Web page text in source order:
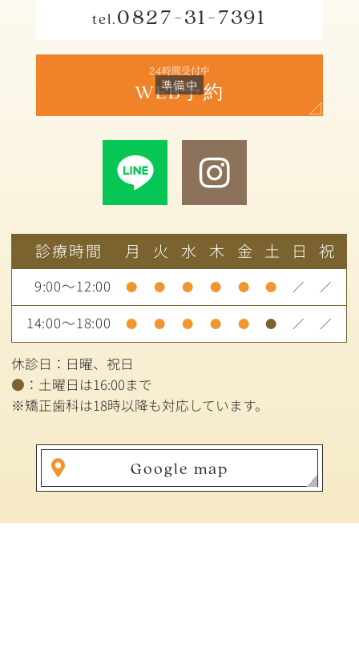
tel.0827-31-7391
24時間受付中
WEB予約
診療時間 月 火 水 木 金 土 日 祝
9:00～12:00 ● ● ● ● ● ● ／ ／
14:00～18:00 ● ● ● ● ● ● ／ ／
休診日：日曜、祝日
● ：土曜日は16:00まで
※矯正歯科は18時以降も対応しています。
Google map